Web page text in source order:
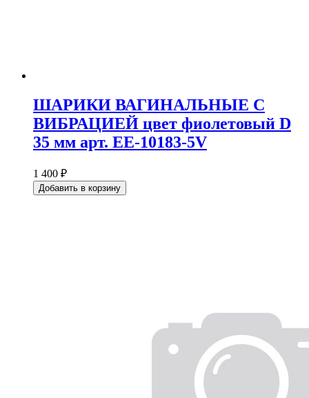
ШАРИКИ ВАГИНАЛЬНЫЕ С
ВИБРАЦИЕЙ цвет фиолетовый D
35 мм арт. EE-10183-5V
1 400 ₽
Добавить в корзину